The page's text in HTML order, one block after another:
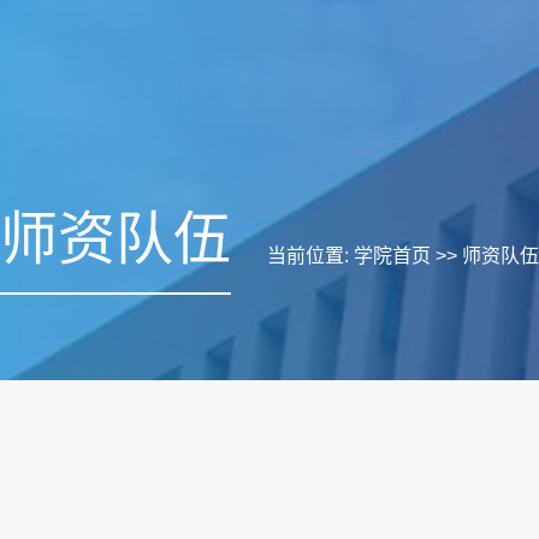
师资队伍 当前位置: 学院首页 >> 师资队伍